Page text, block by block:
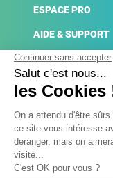
ESPACE PRO
AIDE & SUPPORT
ACTUALITÉS